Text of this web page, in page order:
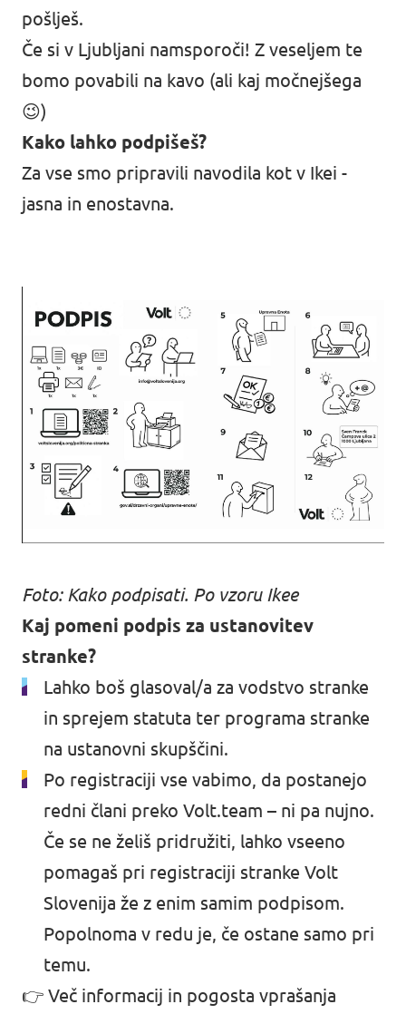
pošlješ.
Če si v Ljubljani namsporoči! Z veseljem te
bomo povabili na kavo (ali kaj močnejšega
😉)
Kako lahko podpišeš?
Za vse smo pripravili navodila kot v Ikei -
jasna in enostavna.
Foto: Kako podpisati. Po vzoru Ikee
Kaj pomeni podpis za ustanovitev
stranke?
Lahko boš glasoval/a za vodstvo stranke
in sprejem statuta ter programa stranke
na ustanovni skupščini.
Po registraciji vse vabimo, da postanejo
redni člani preko Volt.team – ni pa nujno.
Če se ne želiš pridružiti, lahko vseeno
pomagaš pri registraciji stranke Volt
Slovenija že z enim samim podpisom.
Popolnoma v redu je, če ostane samo pri
temu.
👉 Več informacij in pogosta vprašanja